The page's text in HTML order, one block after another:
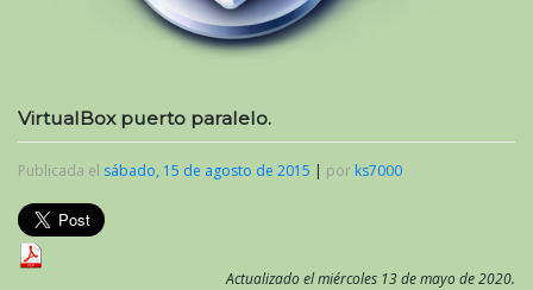
VirtualBox puerto paralelo.
Publicada el sábado, 15 de agosto de 2015 | por ks7000
Actualizado el miércoles 13 de mayo de 2020.